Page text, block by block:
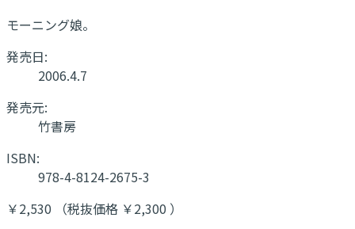
モーニング娘。
発売日:
2006.4.7
発売元:
竹書房
ISBN:
978-4-8124-2675-3
￥2,530 （税抜価格 ￥2,300 ）